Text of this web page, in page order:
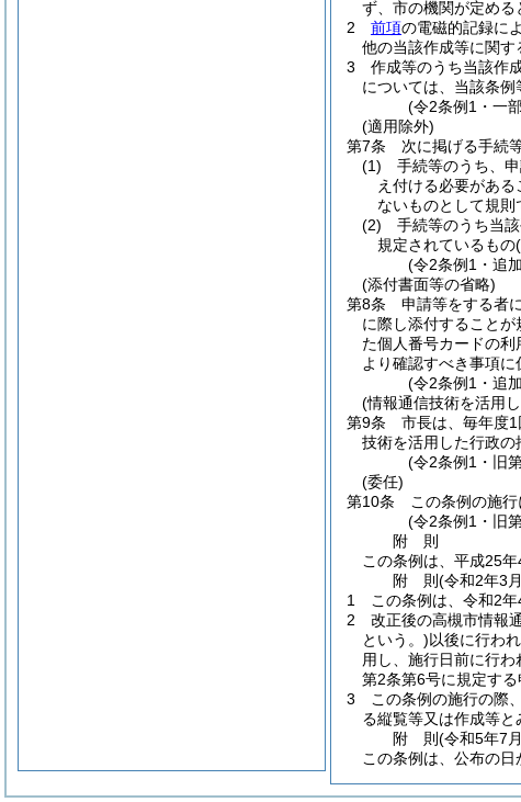
ず、市の機関が定める
2
前項の電磁的記録に
他の当該作成等に関す
3
作成等のうち当該作
については、当該条
(令2条例1・一
(適用除外)
第7条
次に掲げる手続
(1)
手続等のうち、
え付ける必要があ
ないものとして規則
(2)
手続等のうち当
規定されているもの(
(令2条例1・追
(添付書面等の省略)
第8条
申請等をする者
に際し添付すること
た個人番号カードの
より確認すべき事項
(令2条例1・追
(情報通信技術を活用
第9条
市長は、毎年度
技術を活用した行政の
(令2条例1・旧
(委任)
第10条
この条例の施
(令2条例1・旧
附 則
この条例は、平成25年
附 則(令和2年3
1
この条例は、令和2年
2
改正後の高槻市情報
という。)以後に行わ
用し、施行日前に行
第2条第6号に規定す
3
この条例の施行の際
る縦覧等又は作成等と
附 則(令和5年7
この条例は、公布の日